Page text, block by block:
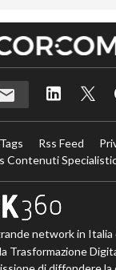
Tags Rss Feed
Contenuti
network in
Trasformazione